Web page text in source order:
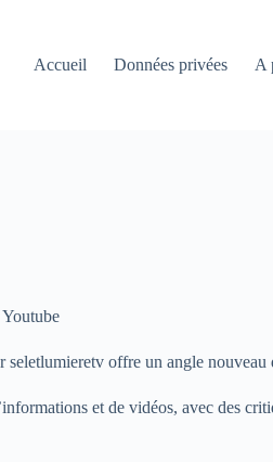
Accueil Données privées A
seletlumieretv offre un angle nouveau
et de vidéos, avec des